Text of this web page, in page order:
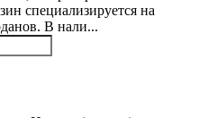
специализируется на
В нали...